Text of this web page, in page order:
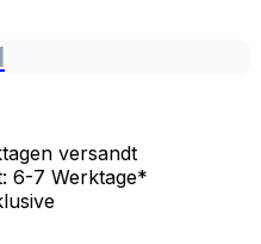
versandt
6-7 Werktage*